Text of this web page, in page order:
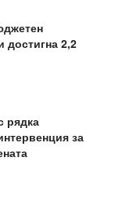
2,2
рядка
за